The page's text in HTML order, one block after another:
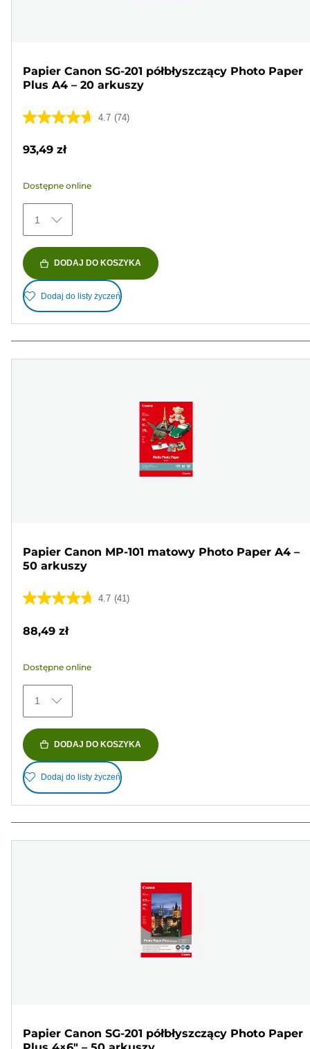
Papier Canon SG-201 półbłyszczący Photo Paper
Plus A4 – 20 arkuszy
4.7 (74)
4.7
5
74
Recenzji
93,49 zł
Dostępne online
1
DODAJ DO KOSZYKA
Dodaj do listy życzeń
Papier Canon MP-101 matowy Photo Paper A4 –
50 arkuszy
4.7 (41)
4.7
5
41
Recenzji
88,49 zł
Dostępne online
1
DODAJ DO KOSZYKA
Dodaj do listy życzeń
Papier Canon SG-201 półbłyszczący Photo Paper